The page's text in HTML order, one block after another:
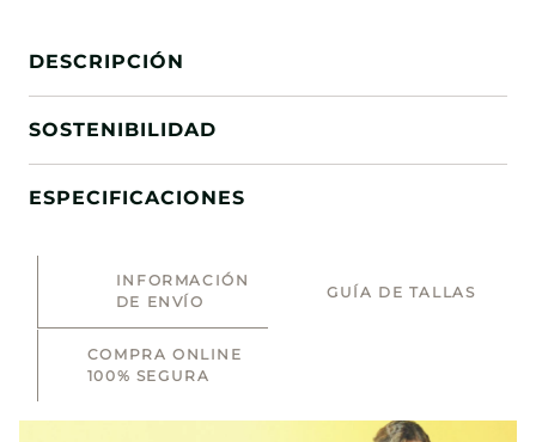
DESCRIPCIÓN
SOSTENIBILIDAD
ESPECIFICACIONES
INFORMACIÓN
DE ENVÍO
GUÍA DE TALLAS
COMPRA ONLINE
100% SEGURA